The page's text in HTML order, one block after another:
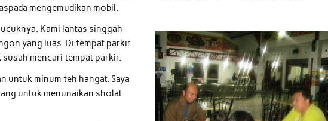
mengemudikan mobil.
Kami lantas singgah
yang luas. Di tempat parkir
susah mencari tempat parkir.
untuk minum teh hangat. Saya
untuk menunaikan sholat